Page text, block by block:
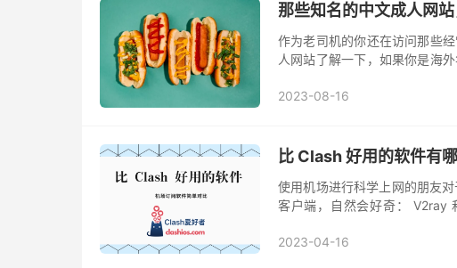
那些知名的中文成人网站
作为老司机的你还在访问那些
人网站了解一下，如果你是海
页面！未成...
2023-08-16
比 Clash 好用的软件有
使用机场进行科学上网的朋友
客户端，自然会好奇： V2ray
2023-04-16